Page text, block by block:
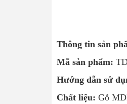
Thông tin sản
Mã sản phẩm:
Hướng dẫn sử
Chất liệu: Gỗ